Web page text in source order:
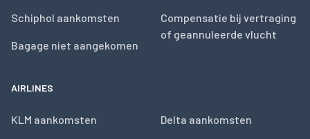
Schiphol aankomsten
Bagage niet aangekomen
Compensatie bij vertraging
of geannuleerde vlucht
AIRLINES
KLM aankomsten Delta aankomsten